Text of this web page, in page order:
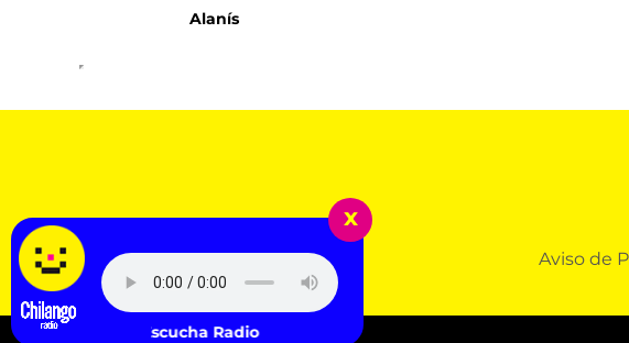
Alanís
Aviso de
x
Escucha Radio Chilango -